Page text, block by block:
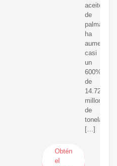
aceite
de
palma
ha
aumentado
casi
un
600%
de
14.72
millones
de
toneladas
[…]
Obtén
el